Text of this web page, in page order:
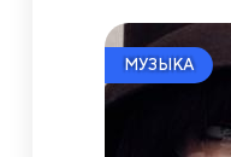
МУЗЫКА